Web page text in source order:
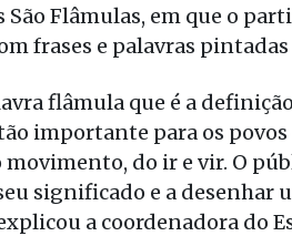
São Flâmulas, em que o
frases e palavras
flâmula que é a
importante para os
do ir e vir. O
significado e a desenhar
a coordenadora do